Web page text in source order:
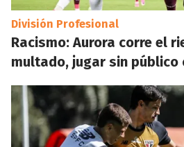
División Profesional
Racismo: Aurora corre el
multado, jugar sin público